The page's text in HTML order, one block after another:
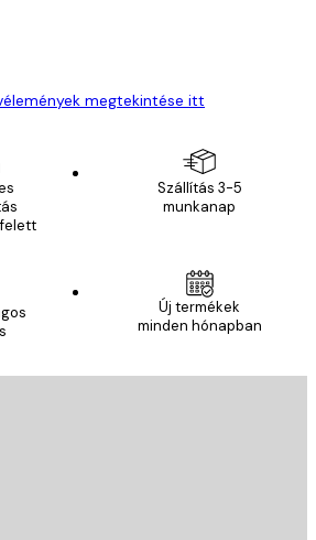
megtekintése itt
Szállítás 3-5
munkanap
Új termékek
minden hónapban